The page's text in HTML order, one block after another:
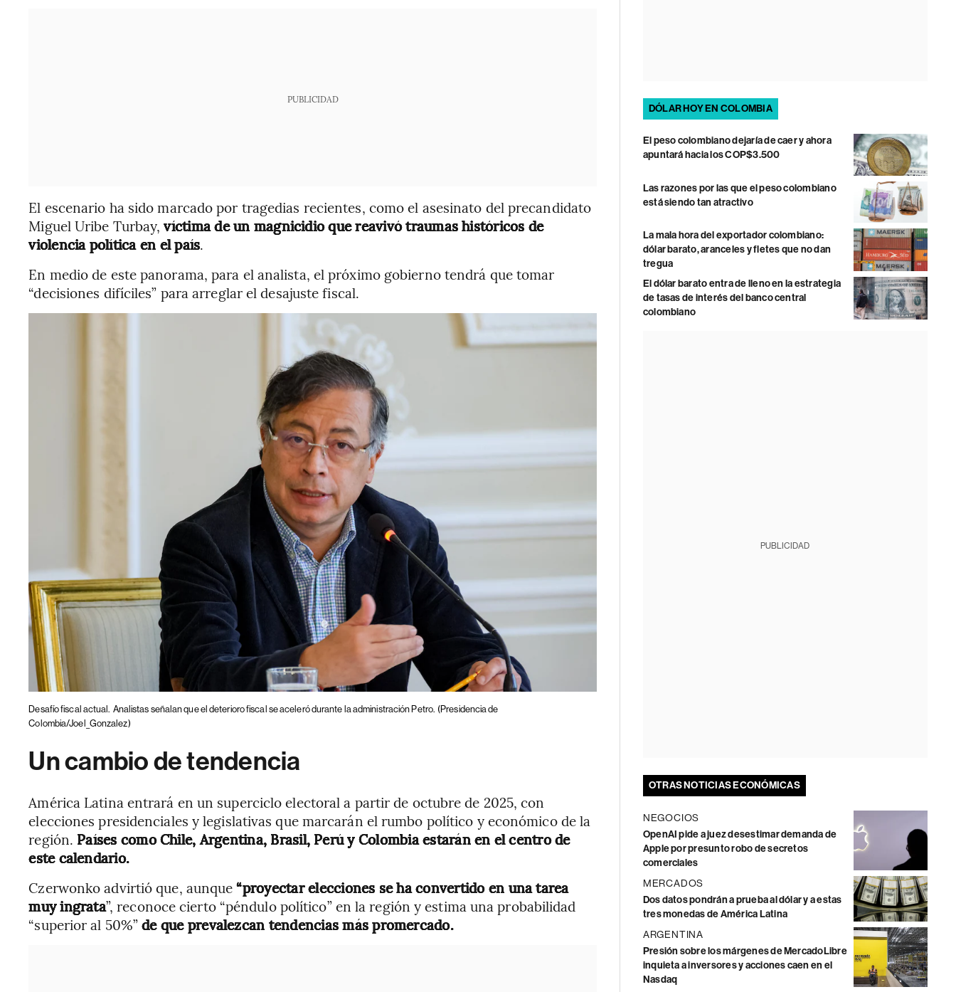
PUBLICIDAD
El escenario ha sido marcado por tragedias recientes, como el asesinato del precandidato
Miguel Uribe Turbay,víctima de un magnicidio que reavivó traumas históricos de
violencia política en el país.
En medio de este panorama, para el analista, el próximo gobierno tendrá que tomar
“decisiones difíciles” para arreglar el desajuste fiscal.
Desafío fiscal actual. Analistas señalan que el deterioro fiscal se aceleró durante la administración Petro. (Presidencia de
Colombia/Joel_Gonzalez)
Un cambio de tendencia
América Latina entrará en un superciclo electoral a partir de octubre de 2025, con
elecciones presidenciales y legislativas que marcarán el rumbo político y económico de la
región. Países como Chile, Argentina, Brasil, Perú y Colombia estarán en el centro de
este calendario.
Czerwonko advirtió que, aunque“proyectar elecciones se ha convertido en una tarea
muy ingrata”, reconoce cierto “péndulo político” en la región y estima una probabilidad
“superior al 50%”de que prevalezcan tendencias más promercado.
DÓLAR HOY EN COLOMBIA
El peso colombiano dejaría de caer y ahora
apuntará hacia los COP$3.500
Las razones por las que el peso colombiano
está siendo tan atractivo
La mala hora del exportador colombiano:
dólar barato, aranceles y fletes que no dan
tregua
El dólar barato entra de lleno en la estrategia
de tasas de interés del banco central
colombiano
PUBLICIDAD
OTRAS NOTICIAS ECONÓMICAS
NEGOCIOS
OpenAI pide a juez desestimar demanda de
Apple por presunto robo de secretos
comerciales
MERCADOS
Dos datos pondrán a prueba al dólar y a estas
tres monedas de América Latina
ARGENTINA
Presión sobre los márgenes de MercadoLibre
inquieta a inversores y acciones caen en el
Nasdaq